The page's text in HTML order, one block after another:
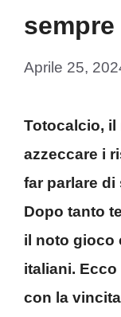
sempre
Aprile 25,
Totocalcio,
azzeccare i
far parlare
Dopo tanto
il noto gioco
italiani.
con la